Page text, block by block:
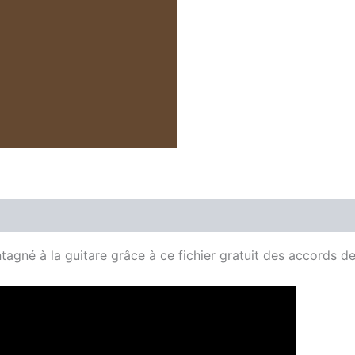
à la guitare grâce à ce fichier gratuit des accords